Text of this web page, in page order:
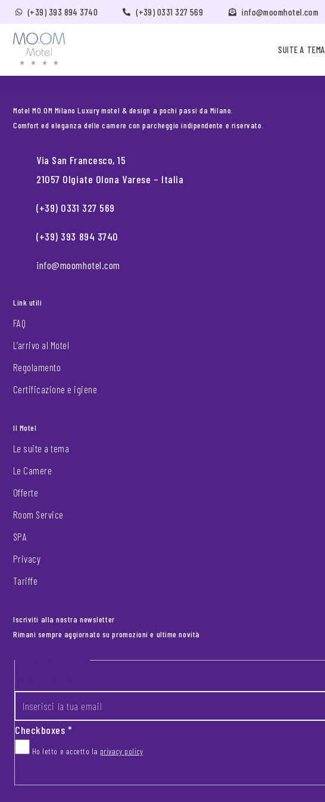
(+39) 393 894 3740 (+39) 0331 327 569 info@moomhotel.com
SUITE A TEMA
Motel MO.OM Milano Luxury motel & design a pochi passi da Milano.
Comfort ed eleganza delle camere con parcheggio indipendente e riservato.
Via San Francesco, 15
21057 Olgiate Olona Varese – Italia
(+39) 0331 327 569
(+39) 393 894 3740
info@moomhotel.com
Link utili
FAQ
L’arrivo al Motel
Regolamento
Certificazione e igiene
Il Motel
Le suite a tema
Le Camere
Offerte
Room Service
SPA
Privacy
Tariffe
Iscriviti alla nostra newsletter
Rimani sempre aggiornato su promozioni e ultime novità
Footer newsletter
Checkboxes*
Ho letto e accetto la privacy policy